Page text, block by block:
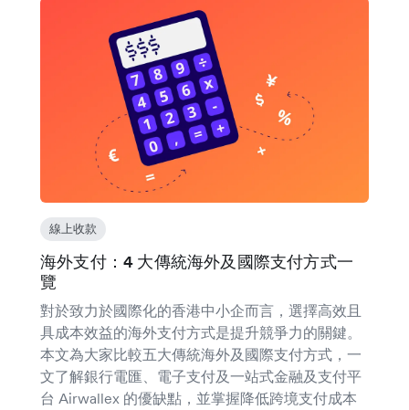
線上收款
海外支付：4 大傳統海外及國際支付方式一
覽
對於致力於國際化的香港中小企而言，選擇高效且
具成本效益的海外支付方式是提升競爭力的關鍵。
本文為大家比較五大傳統海外及國際支付方式，一
文了解銀行電匯、電子支付及一站式金融及支付平
台 Airwallex 的優缺點，並掌握降低跨境支付成本